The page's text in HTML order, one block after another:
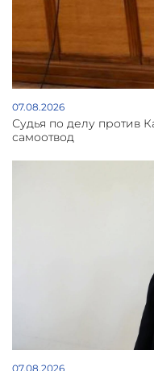
07.08.2026
Судья по делу против
самоотвод
07.08.2026